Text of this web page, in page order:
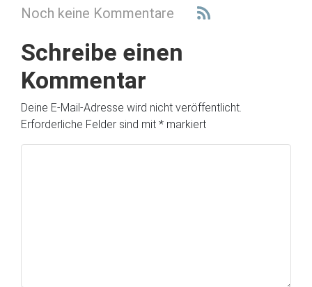
Noch keine Kommentare
Schreibe einen
Kommentar
Deine E-Mail-Adresse wird nicht veröffentlicht.
Erforderliche Felder sind mit * markiert